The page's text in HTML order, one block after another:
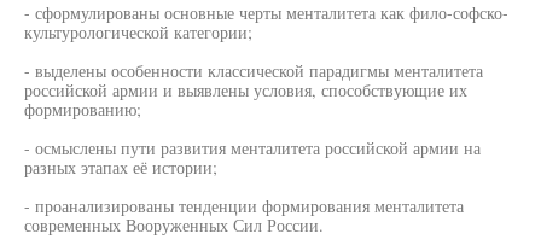
- сформулированы основные черты менталитета как фило-софско-
культурологической категории;
- выделены особенности классической парадигмы менталитета
российской армии и выявлены условия, способствующие их
формированию;
- осмыслены пути развития менталитета российской армии на
разных этапах её истории;
- проанализированы тенденции формирования менталитета
современных Вооруженных Сил России.